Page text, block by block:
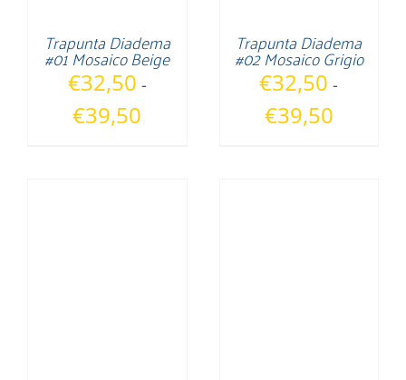
Trapunta Diadema
#01 Mosaico Beige
€32,50 -
€39,50
Trapunta Diadema
#02 Mosaico Grigio
€32,50 -
€39,50Fascia